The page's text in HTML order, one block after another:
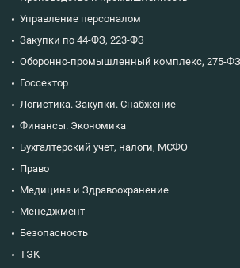
Управление персоналом
Закупки по 44-ФЗ, 223-ФЗ
Оборонно-промышленный комплекс, 275-ФЗ
Госсектор
Логистика. Закупки. Снабжение
Финансы. Экономика
Бухгалтерский учет, налоги, МСФО
Право
Медицина и Здравоохранение
Менеджмент
Безопасность
ТЭК